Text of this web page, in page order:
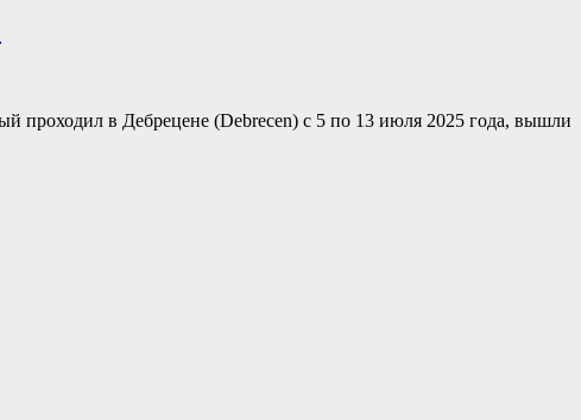
проходил в Дебрецене (Debrecen) с 5 по 13 июля 2025 года, вышли